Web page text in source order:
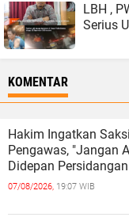
LBH ,
Serius
KOMENTAR
Hakim Ingatkan
Pengawas, "Jangan
Didepan
07/08/2026, 19:07 WIB